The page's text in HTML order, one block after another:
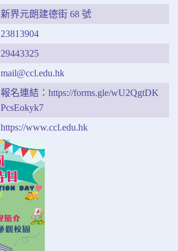
新界元朗建德街 68 號
23813904
29443325
mail@ccl.edu.hk
報名連結：https://forms.gle/wU2QgtDK
PcsEokyk7
https://www.ccl.edu.hk